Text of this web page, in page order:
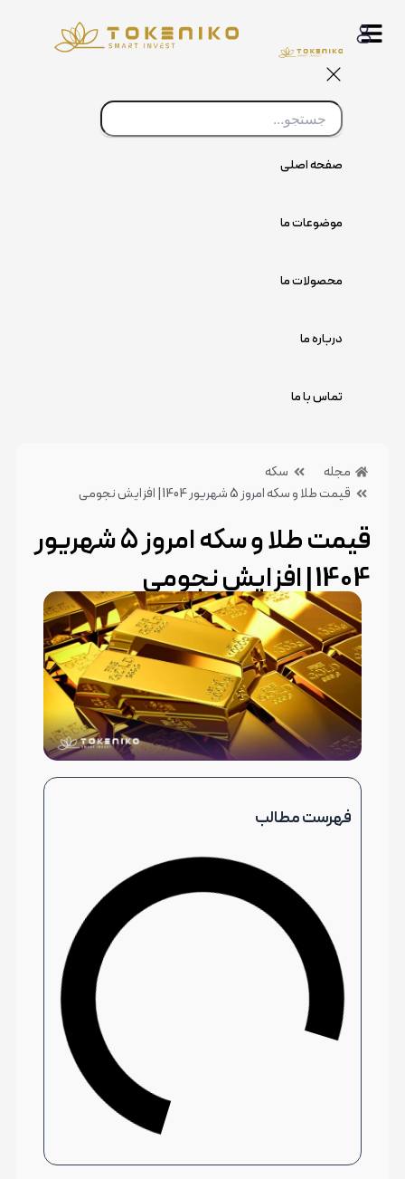
صفحه اصلی
موضوعات ما
محصولات ما
درباره ما
تماس با ما
مجله
سکه
قیمت طلا و سکه امروز 5 شهریور 1404 | افزایش نجومی
قیمت طلا و سکه امروز 5 شهریور
1404 | افزایش نجومی
5 شهریور 1404 بدون دیدگاه دسته بندی:سکه
فهرست مطالب